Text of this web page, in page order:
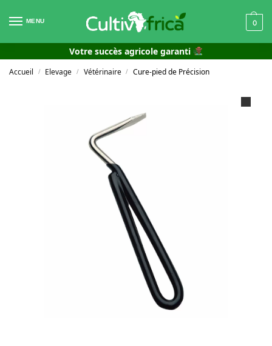
MENU 0
Votre succès agricole garanti
Accueil / Elevage / Vétérinaire / Cure-pied de Précision